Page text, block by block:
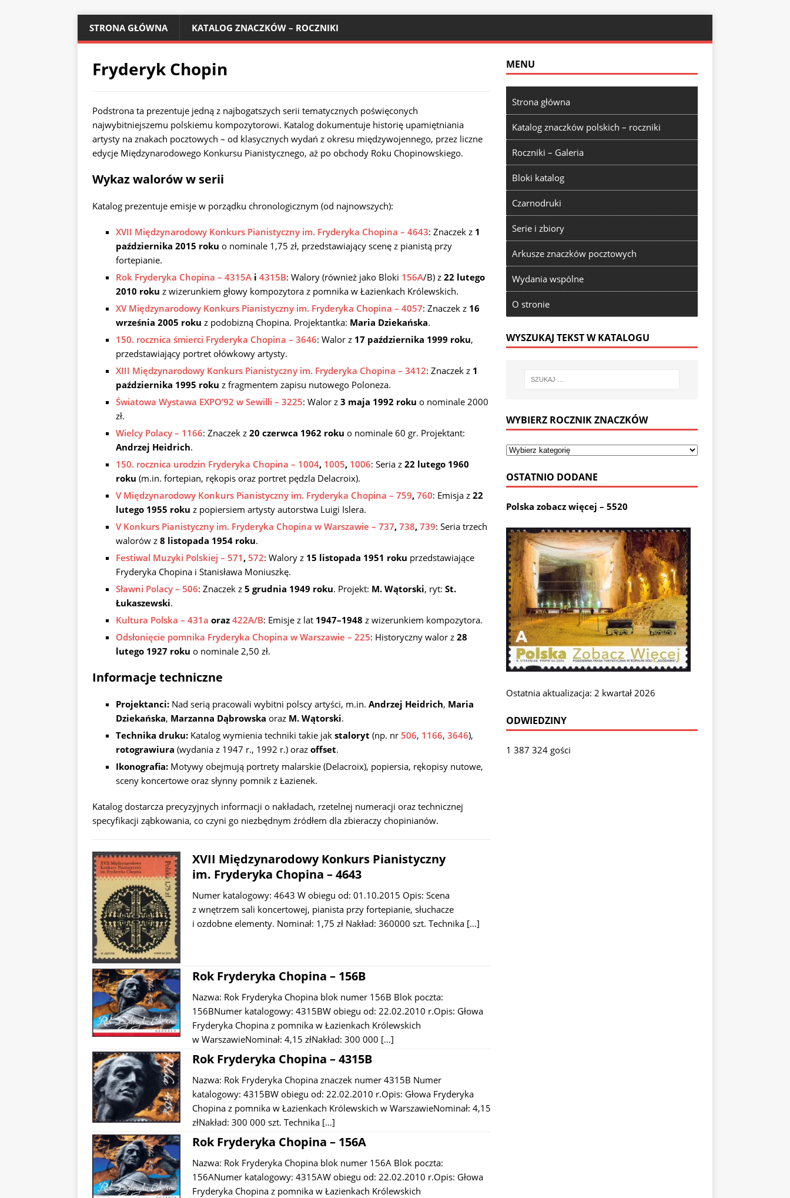
STRONA GŁÓWNA KATALOG ZNACZKÓW – ROCZNIKI
Fryderyk Chopin
Podstrona ta prezentuje jedną z najbogatszych serii tematycznych poświęconych
najwybitniejszemu polskiemu kompozytorowi. Katalog dokumentuje historię upamiętniania
artysty na znakach pocztowych – od klasycznych wydań z okresu międzywojennego, przez liczne
edycje Międzynarodowego Konkursu Pianistycznego, aż po obchody Roku Chopinowskiego.
Wykaz walorów w serii
Katalog prezentuje emisje w porządku chronologicznym (od najnowszych):
XVII Międzynarodowy Konkurs Pianistyczny im. Fryderyka Chopina – 4643: Znaczek z 1
października 2015 roku o nominale 1,75 zł, przedstawiający scenę z pianistą przy
fortepianie.
Rok Fryderyka Chopina – 4315A i 4315B: Walory (również jako Bloki 156A/B) z 22 lutego
2010 roku z wizerunkiem głowy kompozytora z pomnika w Łazienkach Królewskich.
XV Międzynarodowy Konkurs Pianistyczny im. Fryderyka Chopina – 4057: Znaczek z 16
września 2005 roku z podobizną Chopina. Projektantka: Maria Dziekańska.
150. rocznica śmierci Fryderyka Chopina – 3646: Walor z 17 października 1999 roku,
przedstawiający portret ołówkowy artysty.
XIII Międzynarodowy Konkurs Pianistyczny im. Fryderyka Chopina – 3412: Znaczek z 1
października 1995 roku z fragmentem zapisu nutowego Poloneza.
Światowa Wystawa EXPO’92 w Sewilli – 3225: Walor z 3 maja 1992 roku o nominale 2000
zł.
Wielcy Polacy – 1166: Znaczek z 20 czerwca 1962 roku o nominale 60 gr. Projektant:
Andrzej Heidrich.
150. rocznica urodzin Fryderyka Chopina – 1004, 1005, 1006: Seria z 22 lutego 1960
roku (m.in. fortepian, rękopis oraz portret pędzla Delacroix).
V Międzynarodowy Konkurs Pianistyczny im. Fryderyka Chopina – 759, 760: Emisja z 22
lutego 1955 roku z popiersiem artysty autorstwa Luigi Islera.
V Konkurs Pianistyczny im. Fryderyka Chopina w Warszawie – 737, 738, 739: Seria trzech
walorów z 8 listopada 1954 roku.
Festiwal Muzyki Polskiej – 571 , 572: Walory z 15 listopada 1951 roku przedstawiające
Fryderyka Chopina i Stanisława Moniuszkę.
Sławni Polacy – 506: Znaczek z 5 grudnia 1949 roku. Projekt: M. Wątorski, ryt: St.
Łukaszewski.
Kultura Polska – 431a oraz 422A/B: Emisje z lat 1947–1948 z wizerunkiem kompozytora.
Odsłonięcie pomnika Fryderyka Chopina w Warszawie – 225: Historyczny walor z 28
lutego 1927 roku o nominale 2,50 zł.
Informacje techniczne
Projektanci: Nad serią pracowali wybitni polscy artyści, m.in. Andrzej Heidrich, Maria
Dziekańska, Marzanna Dąbrowska oraz M. Wątorski.
Technika druku: Katalog wymienia techniki takie jak staloryt (np. nr 506, 1166, 3646),
rotograwiura (wydania z 1947 r., 1992 r.) oraz offset.
Ikonografia: Motywy obejmują portrety malarskie (Delacroix), popiersia, rękopisy nutowe,
sceny koncertowe oraz słynny pomnik z Łazienek.
Katalog dostarcza precyzyjnych informacji o nakładach, rzetelnej numeracji oraz technicznej
specyfikacji ząbkowania, co czyni go niezbędnym źródłem dla zbieraczy chopinianów.
XVII Międzynarodowy Konkurs Pianistyczny
im. Fryderyka Chopina – 4643
Numer katalogowy: 4643 W obiegu od: 01.10.2015 Opis: Scena
z wnętrzem sali koncertowej, pianista przy fortepianie, słuchacze
i ozdobne elementy. Nominał: 1,75 zł Nakład: 360000 szt. Technika […]
Rok Fryderyka Chopina – 156B
Nazwa: Rok Fryderyka Chopina blok numer 156B Blok poczta:
156BNumer katalogowy: 4315BW obiegu od: 22.02.2010 r.Opis: Głowa
Fryderyka Chopina z pomnika w Łazienkach Królewskich
w WarszawieNominał: 4,15 złNakład: 300 000 […]
Rok Fryderyka Chopina – 4315B
Nazwa: Rok Fryderyka Chopina znaczek numer 4315B Numer
katalogowy: 4315BW obiegu od: 22.02.2010 r.Opis: Głowa Fryderyka
Chopina z pomnika w Łazienkach Królewskich w WarszawieNominał: 4,15
złNakład: 300 000 szt. Technika […]
Rok Fryderyka Chopina – 156A
Nazwa: Rok Fryderyka Chopina blok numer 156A Blok poczta:
156ANumer katalogowy: 4315AW obiegu od: 22.02.2010 r.Opis: Głowa
Fryderyka Chopina z pomnika w Łazienkach Królewskich
MENU
Strona główna
Katalog znaczków polskich – roczniki
Roczniki – Galeria
Bloki katalog
Czarnodruki
Serie i zbiory
Arkusze znaczków pocztowych
Wydania wspólne
O stronie
WYSZUKAJ TEKST W KATALOGU
WYBIERZ ROCZNIK ZNACZKÓW
OSTATNIO DODANE
Polska zobacz więcej – 5520
Ostatnia aktualizacja: 2 kwartał 2026
ODWIEDZINY
1 387 324 gości